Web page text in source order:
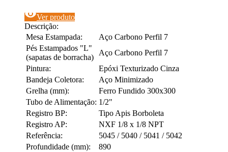
visibilityVer produto
Descrição:
Mesa Estampada:
Aço Carbono Perfil 7
Pés Estampados "L"
(sapatas de borracha)
Aço Carbono Perfil 7
Pintura:
Epóxi Texturizado Cinza
Bandeja Coletora:
Aço Minimizado
Grelha (mm):
Ferro Fundido 300x300
Tubo de Alimentação: 1/2"
Registro BP:
Tipo Apis Borboleta
Registro AP:
NXF 1/8 x 1/8 NPT
Referência:
5045 / 5040 / 5041 / 5042
Profundidade (mm):
890